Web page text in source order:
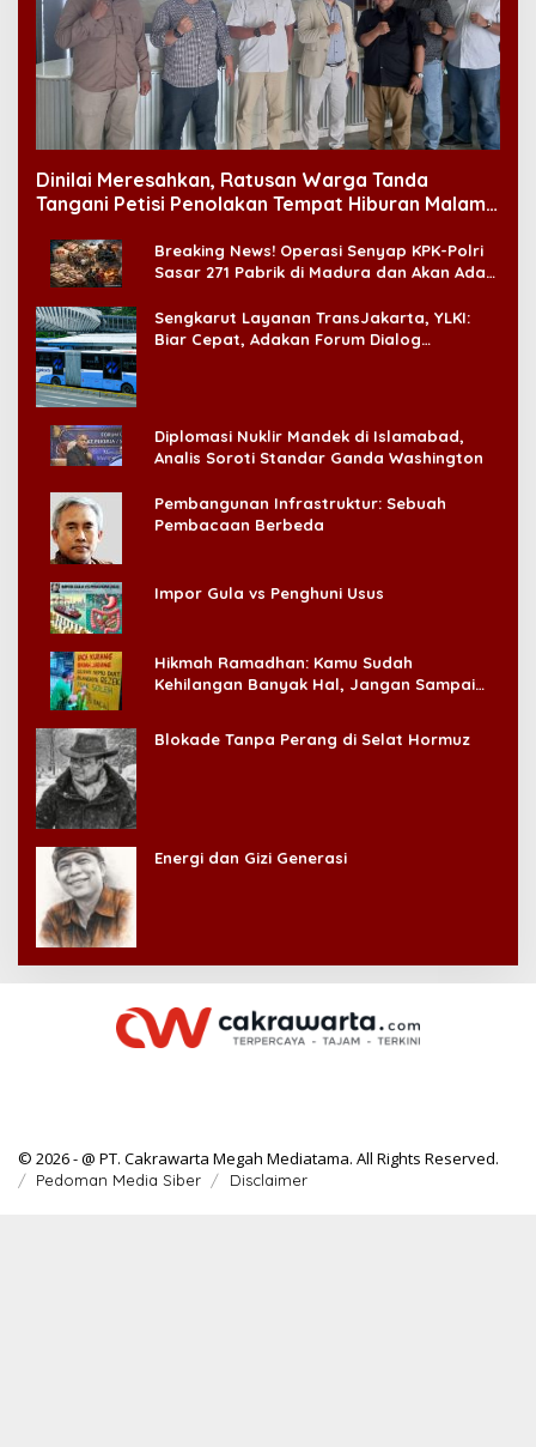
Dinilai Meresahkan, Ratusan Warga Tanda
Tangani Petisi Penolakan Tempat Hiburan Malam
Breaking News! Operasi Senyap KPK-Polri
Sasar 271 Pabrik di Madura dan Akan Ada
Sengkarut Layanan TransJakarta, YLKI:
Biar Cepat, Adakan Forum Dialog
Diplomasi Nuklir Mandek di Islamabad,
Analis Soroti Standar Ganda Washington
Pembangunan Infrastruktur: Sebuah
Pembacaan Berbeda
Impor Gula vs Penghuni Usus
Hikmah Ramadhan: Kamu Sudah
Kehilangan Banyak Hal, Jangan Sampai
Blokade Tanpa Perang di Selat Hormuz
Energi dan Gizi Generasi
© 2026 - @ PT. Cakrawarta Megah Mediatama. All Rights Reserved.
Pedoman Media Siber Disclaimer